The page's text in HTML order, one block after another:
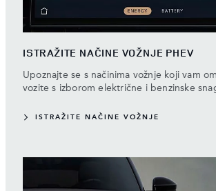
ISTRAŽITE NAČINE VOŽNJE PHEV
Upoznajte se s načinima vožnje koji vam
vozite s izborom električne i benzinske
ISTRAŽITE NAČINE VOŽNJE